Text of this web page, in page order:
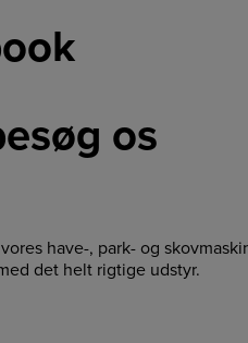
os
have-, park- og
det helt rigtige udstyr.